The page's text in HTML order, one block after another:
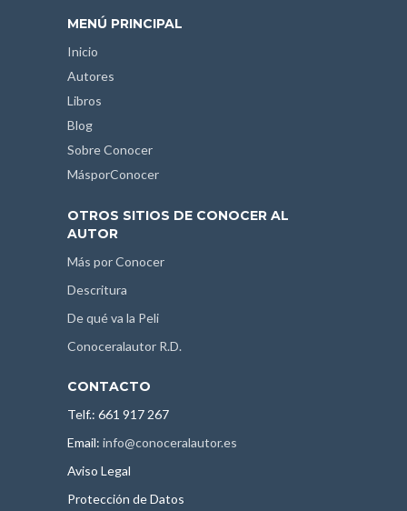
MENÚ PRINCIPAL
Inicio
Autores
Libros
Blog
Sobre Conocer
MásporConocer
OTROS SITIOS DE CONOCER AL
AUTOR
Más por Conocer
Descritura
De qué va la Peli
Conoceralautor R.D.
CONTACTO
Telf.: 661 917 267
Email: info@conoceralautor.es
Aviso Legal
Protección de Datos